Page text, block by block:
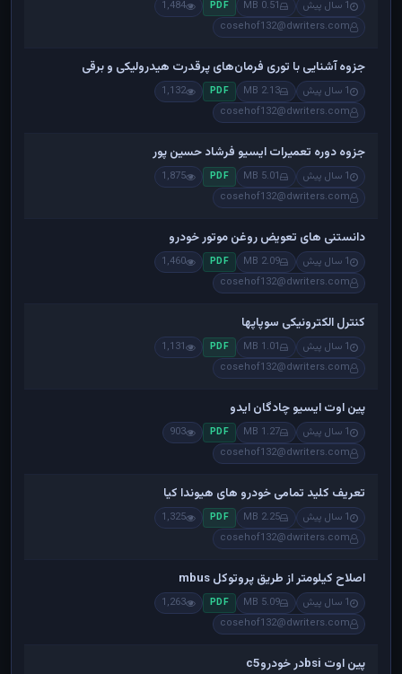
1 سال پیش 0.51 MB
PDF
1,484
cosehof132@dwriters.com
جزوه آشنایی با توری فرمان‌های پرقدرت هیدرولیکی و برقی
1 سال پیش 2.13 MB
PDF
1,132
cosehof132@dwriters.com
جزوه دوره تعمیرات ایسیو فرشاد حسین پور
1 سال پیش 5.01 MB
PDF
1,875
cosehof132@dwriters.com
دانستنی های تعویض روغن موتور خودرو
1 سال پیش 2.09 MB
PDF
1,460
cosehof132@dwriters.com
کنترل الکترونیکی سوپاپها
1 سال پیش 1.01 MB
PDF
1,131
cosehof132@dwriters.com
پین اوت ایسیو چادگان ایدو
1 سال پیش 1.27 MB
PDF
903
cosehof132@dwriters.com
تعریف کلید تمامی خودرو های هیوندا کیا
1 سال پیش 2.25 MB
PDF
1,325
cosehof132@dwriters.com
اصلاح کیلومتر از طریق پروتوکل mbus
1 سال پیش 5.09 MB
PDF
1,263
cosehof132@dwriters.com
پین اوت bsiدر خودروc5